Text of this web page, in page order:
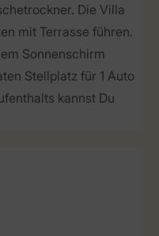
Die Villa
mit Terrasse führen.
Sonnenschirm
Stellplatz für 1 Auto
kannst Du